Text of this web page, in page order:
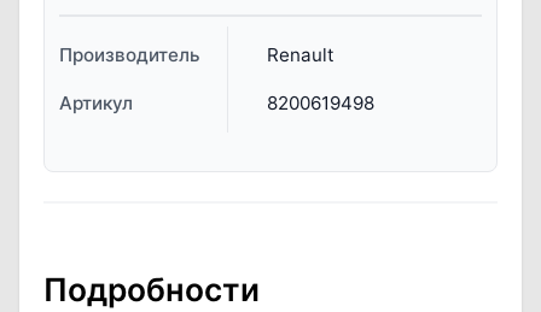
Производитель Renault
Артикул 8200619498
Подробности